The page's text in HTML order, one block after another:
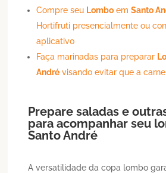
Compre seu Lombo emSanto
Hortifruti presencialmente ou
aplicativo
Faça marinadas para preparar
André visando evitar que a
Prepare saladas e
para acompanhar seu
Santo André
A versatilidade da copa lombo